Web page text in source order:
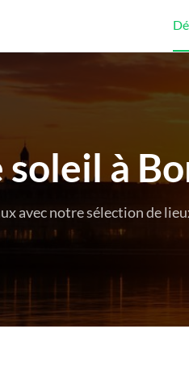
soleil à
avec notre sélection de